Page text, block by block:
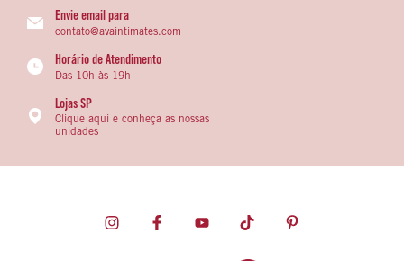
Envie email para
contato@avaintimates.com
Horário de Atendimento
Das 10h às 19h
Lojas SP
Clique aqui e conheça as nossas
unidades